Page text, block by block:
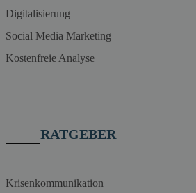
Digitalisierung
Social Media Marketing
Kostenfreie Analyse
RATGEBER
Krisenkommunikation